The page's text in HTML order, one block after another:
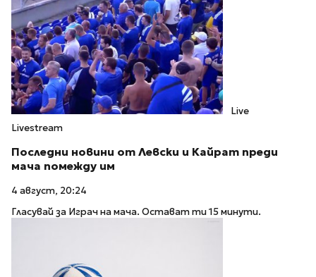
Live
Livestream
Последни новини от Левски и Кайрат преди
мача помежду им
4 август, 20:24
Гласувай за Играч на мача. Остават ти 15 минути.